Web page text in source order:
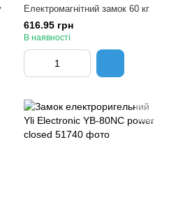
Електромагнітний замок 60 кг
616.95 грн
В наявності